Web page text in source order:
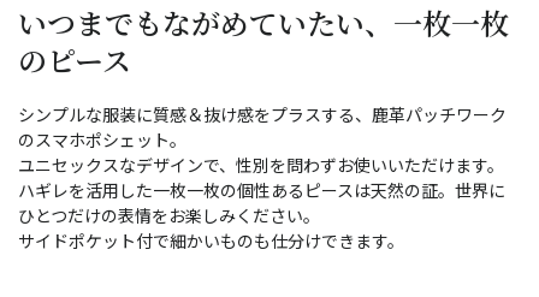
いつまでもながめていたい、一枚一枚
のピース
シンプルな服装に質感＆抜け感をプラスする、鹿革パッチワーク
のスマホポシェット。
ユニセックスなデザインで、性別を問わずお使いいただけます。
ハギレを活用した一枚一枚の個性あるピースは天然の証。世界に
ひとつだけの表情をお楽しみください。
サイドポケット付で細かいものも仕分けできます。